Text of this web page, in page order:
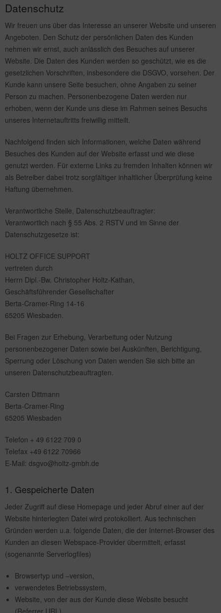
Datenschutz
Wir freuen uns über das Interesse an unserer Website und unseren
Angeboten. Den Schutz der persönlichen Daten des Kunden
nehmen wir ernst, auch anlässlich des Besuches auf unserer
Website. Die Daten des Kunden werden so geschützt, wie es die
gesetzlichen Vorschriften, insbesondere die DSGVO, vorsehen. Der
Kunde kann unsere Seite besuchen, ohne Angaben zu seiner
Person zu machen. Personenbezogene Daten werden nur
erhoben, wenn der Kunde uns diese im Rahmen seines Besuchs
unseres Internetauftritts freiwillig mitteilt.
Nachfolgend finden sich Informationen, welche Daten während
Besuches des Kunden auf der Website erfasst und wie diese
genutzt werden. Für externe Links zu fremden Inhalten können wir
als Betreiber dabei trotz sorgfältiger inhaltlicher Überprüfung keine
Haftung übernehmen.
Verantwortliche Stelle, Datenschutzbeauftragter:
Verantwortlich nach § 55 Abs. 2 RSTV und im Sinne der
Datenschutzgesetze ist:
HOLTZ OFFICE SUPPORT
vertreten durch
Herrn Dipl.-Bw. Christopher Holtz-Kathan,
Geschäftsführender Gesellschafter
Berta-Cramer-Ring 14-16
65205 Wiesbaden.
Bei Fragen zur Erhebung, Verarbeitung oder Nutzung
personenbezogener Daten sowie bei Auskünften, Berichtigung,
Sperrung oder Löschung von Daten wenden Sie sich bitte an
unseren Datenschutzbeauftragten.
Carsten Dittmann
Berta-Cramer-Ring
65205 Wiesbaden
Telefon + 49 6122 709 0
Telefax +49 6122 70966
E-Mail: dsgvo@holtz-gmbh.de
1. Gespeicherte Daten
Jeder Zugriff auf diese Homepage und jeder Abruf einer auf der
Website hinterlegten Datei wird protokolliert. Aus technischen
Gründen werden u.a. folgende Daten, die der Internet-Browser des
Kunden an diesen Webspace-Provider übermittelt, erfasst
(sogenannte Serverlogfiles)
Browsertyp und –version,
verwendetes Betriebssystem,
Website, von der aus der Kunde diese Website besucht
(Referrer URL),